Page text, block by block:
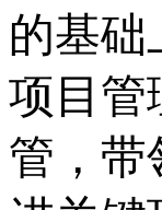
的基础
项目管
管，带